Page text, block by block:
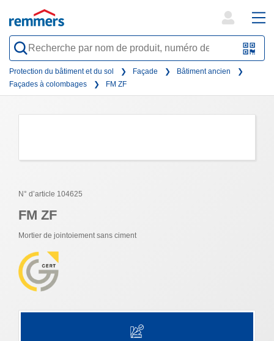
QR-
Code
search
form
Protection du bâtiment et du sol Façade
Bâtiment ancien
Façades à colombages
FM ZF
N° d’article 104625
FM ZF
Mortier de jointoiement sans ciment